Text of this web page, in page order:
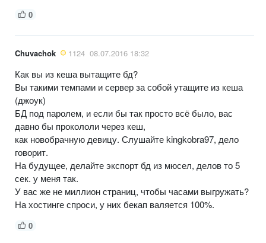
0
Chuvachok 1124 08.07.2016 18:32
Как вы из кеша вытащите бд?
Вы такими темпами и сервер за собой утащите из кеша
(джоук)
БД под паролем, и если бы так просто всё было, вас
давно бы прокололи через кеш,
как новобрачную девицу. Слушайте kingkobra97, дело
говорит.
На будущее, делайте экспорт бд из мюсел, делов то 5
сек. у меня так.
У вас же не миллион страниц, чтобы часами выгружать?
На хостинге спроси, у них бекап валяется 100%.
0